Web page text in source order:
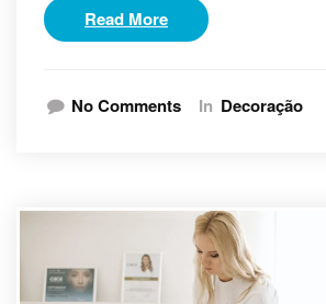
Read More
No Comments In Decoração